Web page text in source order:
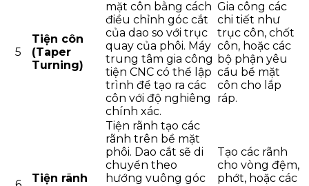
5
Tiện côn
(Taper
Turning)
mặt côn bằng cách
điều chỉnh góc cắt
của dao so với trục
quay của phôi. Máy
trung tâm gia công
tiện CNC có thể lập
trình để tạo ra các
côn với độ nghiêng
chính xác.
Gia công các
chi tiết như
trục côn, chốt
côn, hoặc các
bộ phận yêu
cầu bề mặt
côn cho lắp
ráp.
Tiện rãnh
Tiện rãnh tạo các
rãnh trên bề mặt
phôi. Dao cắt sẽ di
chuyển theo
hướng vuông góc
Tạo các rãnh
cho vòng đệm,
phớt, hoặc các